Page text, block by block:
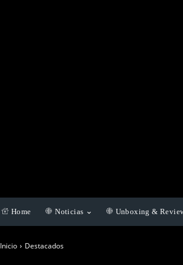
Home Noticias Unboxing &
Inicio Destacados